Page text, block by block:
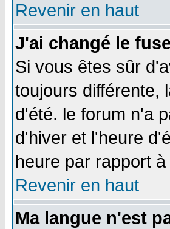
Revenir en haut
J'ai changé le
Si vous êtes sûr
toujours différente,
d'été. le forum n'a
d'hiver et l'heure
heure par rapport
Revenir en haut
Ma langue n'est